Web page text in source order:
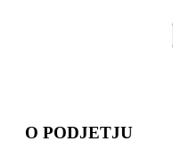
O PODJETJU